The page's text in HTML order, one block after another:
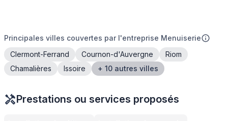
Principales villes couvertes par l'entreprise Menuiserie
Clermont-Ferrand
Cournon-d'Auvergne
Riom
Chamalières
Issoire + 10 autres villes
Prestations ou services proposés